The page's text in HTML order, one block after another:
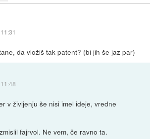
da vložiš tak patent? (bi jih še jaz par)
v življenju še nisi imel ideje, vredne
fajrvol. Ne vem, če ravno ta.